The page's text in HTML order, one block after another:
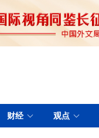
财经 观点